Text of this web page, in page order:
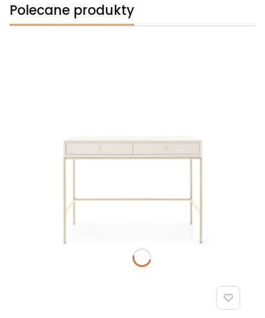
Polecane produkty